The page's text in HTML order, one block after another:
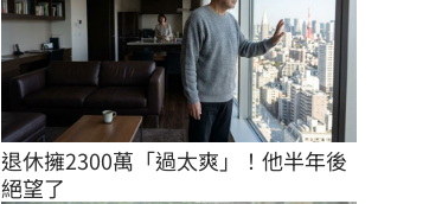
退休擁2300萬「過太爽」！他半年後
絕望了